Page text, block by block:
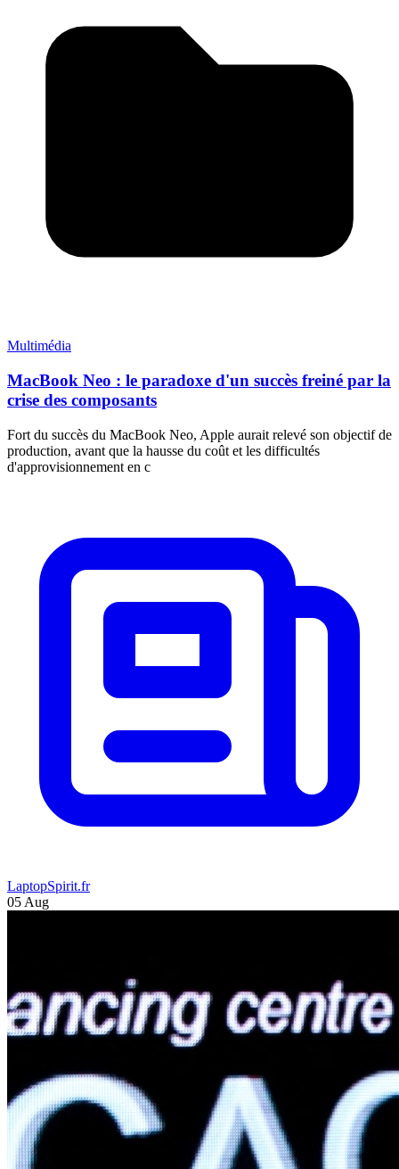
Multimédia
MacBook Neo : le paradoxe d'un succès freiné par la
crise des composants
Fort du succès du MacBook Neo, Apple aurait relevé son objectif de
production, avant que la hausse du coût et les difficultés
d'approvisionnement en c
LaptopSpirit.fr
05 Aug